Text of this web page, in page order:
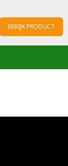
BEKIJK PRODUCT